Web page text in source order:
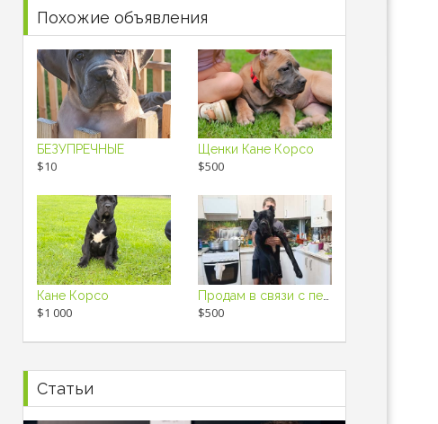
Похожие объявления
БЕЗУПРЕЧНЫЕ
$10
Щенки Кане Корсо
$500
Кане Корсо
$1 000 $500
Статьи